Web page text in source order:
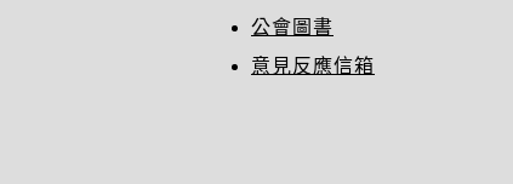
公會圖書
意見反應信箱